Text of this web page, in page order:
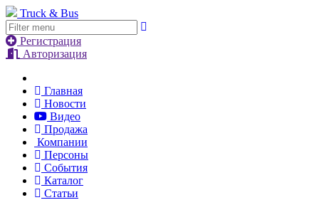
Truck & Bus
Регистрация
Авторизация
Главная
Новости
Видео
Продажа
Компании
Персоны
События
Каталог
Статьи